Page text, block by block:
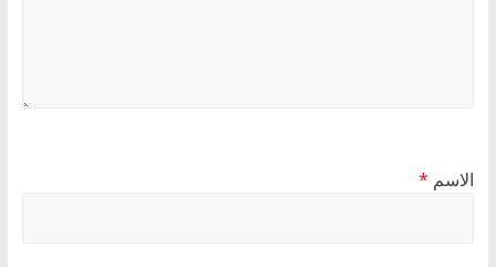
الاسم *